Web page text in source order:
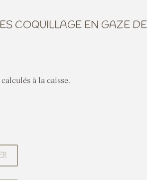
COQUILLAGE EN GAZE
calculés à la caisse.